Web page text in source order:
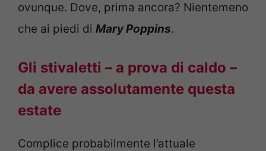
ovunque. Dove, prima ancora? Nientemeno
che ai piedi di Mary Poppins.
Gli stivaletti – a prova di caldo –
da avere assolutamente questa
estate
Complice probabilmente l’attuale